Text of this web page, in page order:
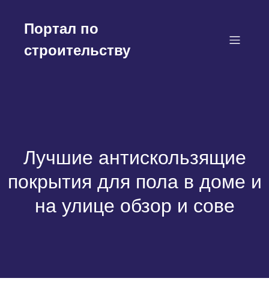
содержимому
Портал по
строительству
Лучшие антискользящие
покрытия для пола в доме и
на улице обзор и сове